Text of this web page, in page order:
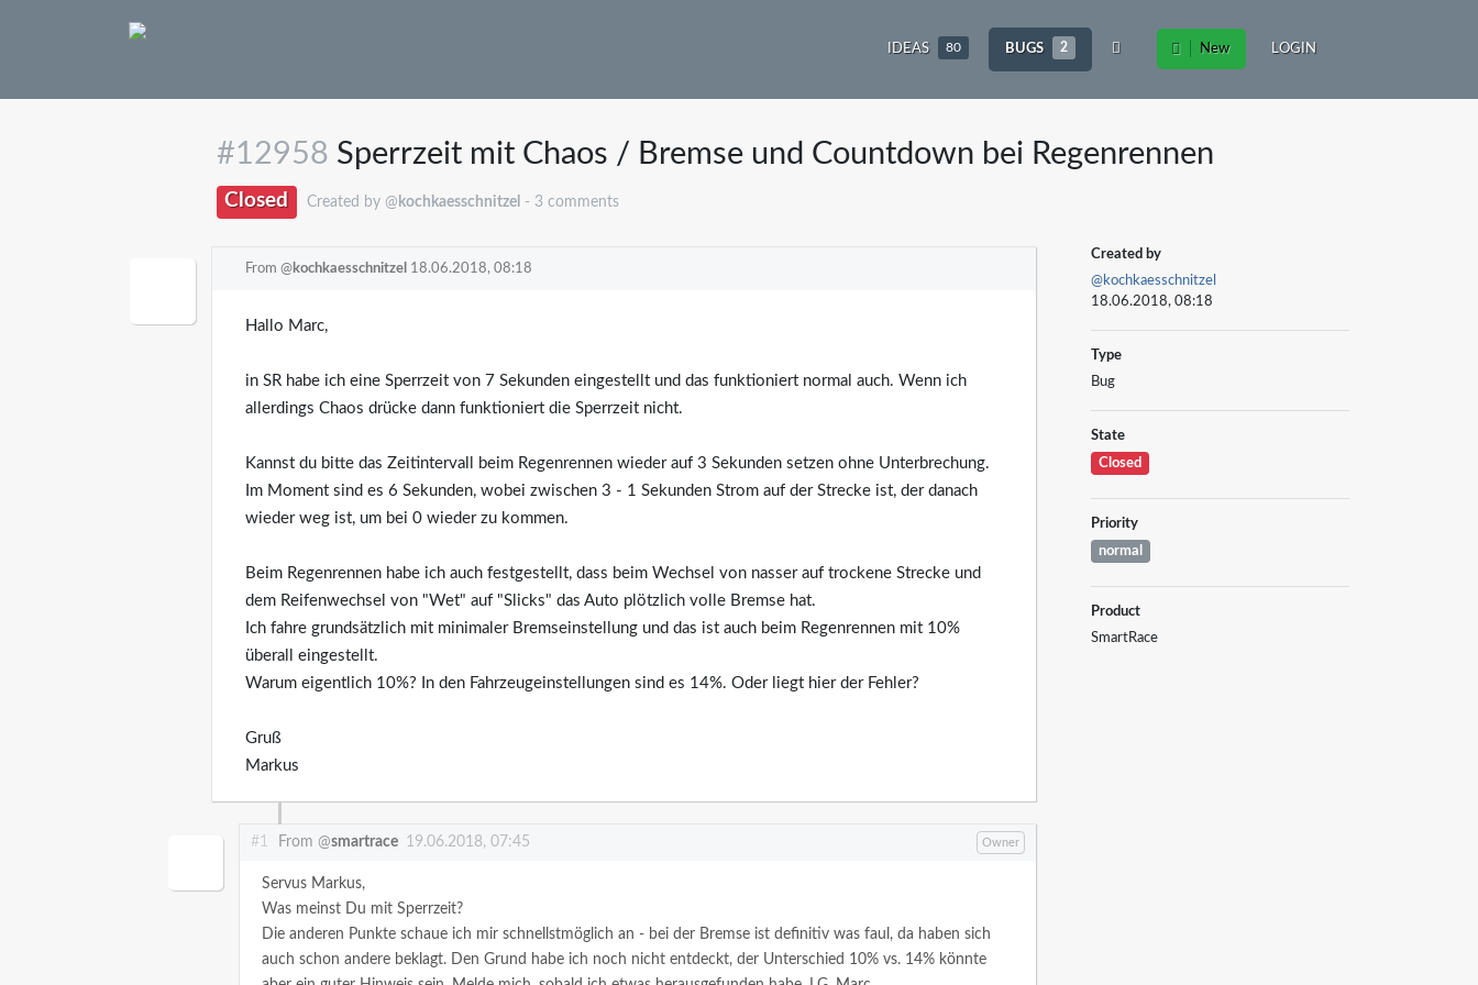
IDEAS 80 BUGS 2 New LOGIN
#12958 Sperrzeit mit Chaos / Bremse und Countdown bei Regenrennen
Closed Created by @ kochkaesschnitzel - 3 comments
From @kochkaesschnitzel 18.06.2018, 08:18
Hallo Marc,
in SR habe ich eine Sperrzeit von 7 Sekunden eingestellt und das funktioniert normal auch. Wenn ich
allerdings Chaos drücke dann funktioniert die Sperrzeit nicht.
Kannst du bitte das Zeitintervall beim Regenrennen wieder auf 3 Sekunden setzen ohne Unterbrechung.
Im Moment sind es 6 Sekunden, wobei zwischen 3 - 1 Sekunden Strom auf der Strecke ist, der danach
wieder weg ist, um bei 0 wieder zu kommen.
Beim Regenrennen habe ich auch festgestellt, dass beim Wechsel von nasser auf trockene Strecke und
dem Reifenwechsel von "Wet" auf "Slicks" das Auto plötzlich volle Bremse hat.
Ich fahre grundsätzlich mit minimaler Bremseinstellung und das ist auch beim Regenrennen mit 10%
überall eingestellt.
Warum eigentlich 10%? In den Fahrzeugeinstellungen sind es 14%. Oder liegt hier der Fehler?
Gruß
Markus
#1 From @smartrace 19.06.2018, 07:45 Owner
Servus Markus,
Was meinst Du mit Sperrzeit?
Die anderen Punkte schaue ich mir schnellstmöglich an - bei der Bremse ist definitiv was faul, da haben sich
auch schon andere beklagt. Den Grund habe ich noch nicht entdeckt, der Unterschied 10% vs. 14% könnte
Created by
@kochkaesschnitzel
18.06.2018, 08:18
Type
Bug
State
Closed
Priority
normal
Product
SmartRace